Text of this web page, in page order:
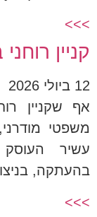
>>>
קניין
12 ביולי 2026
אף שקניין
משפטי
עשיר העוסק
בהעתקה,
>>>